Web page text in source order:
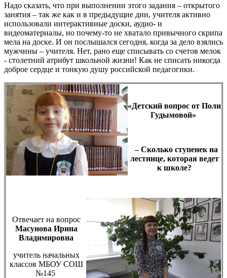
Надо сказать, что при выполнении этого задания – открытого
занятия – так же как и в предыдущие дни, учителя активно
использовали интерактивные доски, аудио- и
видеоматериалы, но почему-то не хватало привычного скрипа
мела на доске. И он послышался сегодня, когда за дело взялись
мужчины – учителя. Нет, рано еще списывать со счетов мелок
- столетний атрибут школьной жизни! Как не списать никогда
доброе сердце и тонкую душу российской педагогики.
«Детский вопрос от Поли
Гудымовой»
– Сколько ступенек на
лестнице, которая ведет
к школе?
Отвечает на вопрос
Масунова Ирина
Владимировна
учитель начальных
классов МБОУ СОШ
№145